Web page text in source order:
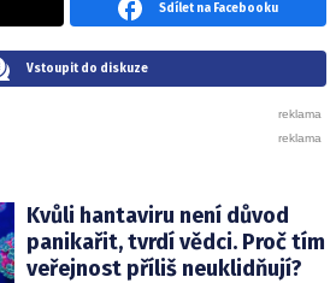
Sdílet na Facebooku
Vstoupit do diskuze
Kvůli hantaviru není důvod
panikařit, tvrdí vědci. Proč tím
veřejnost příliš neuklidňují?